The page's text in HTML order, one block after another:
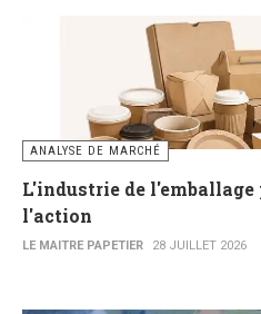
ANALYSE DE MARCHÉ
L'industrie de l'emballage
l'action
LE MAITRE PAPETIER 28 JUILLET 2026